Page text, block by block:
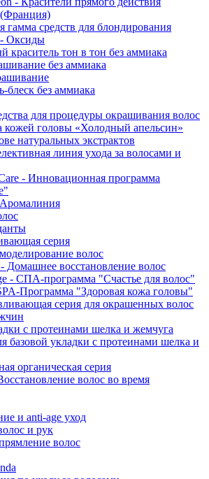
(Франция)
гамма средств для блондирования
- Оксиды
краситель тон в тон без аммиака
без аммиака
блеск без аммиака
для процедуры окрашивания волос
кожей головы «Холодный апельсин»
натуральных экстрактов
линия ухода за волосами и
- Инновационная программа
серия
волос
Домашнее восстановление волос
- СПА-программа "Счастье для волос"
Программа "Здоровая кожа головы"
серия для окрашенных волос
с протеинами шелка и жемчуга
базовой укладки с протеинами шелка и
органическая серия
волос во время
и anti-age уход
и рук
волос